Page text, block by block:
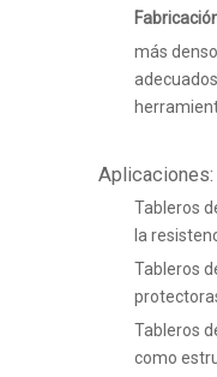
más denso
Aplicaciones:
Tableros
la
Tableros
Tableros
como